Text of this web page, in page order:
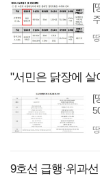
[
"서민은 닭장에 살
[
9호선 급행·위과